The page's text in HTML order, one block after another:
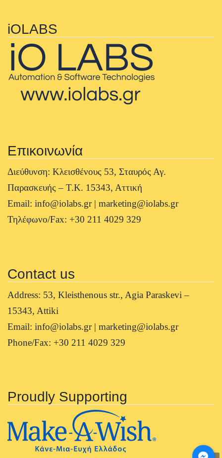
iOLABS
Επικοινωνία
Διεύθυνση: Κλεισθένους 53, Σταυρός Αγ.
Παρασκευής – Τ.Κ. 15343, Αττική
Email: info@iolabs.gr | marketing@iolabs.gr
Τηλέφωνο/Fax: +30 211 4029 329
Contact us
Address: 53, Kleisthenous str., Agia Paraskevi –
15343, Attiki
Email: info@iolabs.gr | marketing@iolabs.gr
Phone/Fax: +30 211 4029 329
Proudly Supporting